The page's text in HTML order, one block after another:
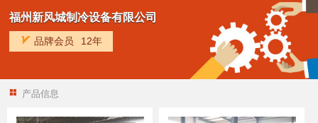
福州新风城制冷设备有限公司
品牌会员 12年
产品信息